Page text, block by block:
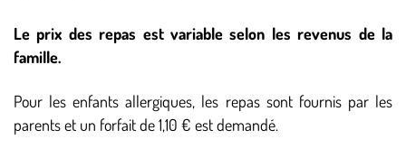
Le prix des repas est variable selon les revenus de la
famille.
Pour les enfants allergiques, les repas sont fournis par les
parents et un forfait de 1,10 € est demandé.